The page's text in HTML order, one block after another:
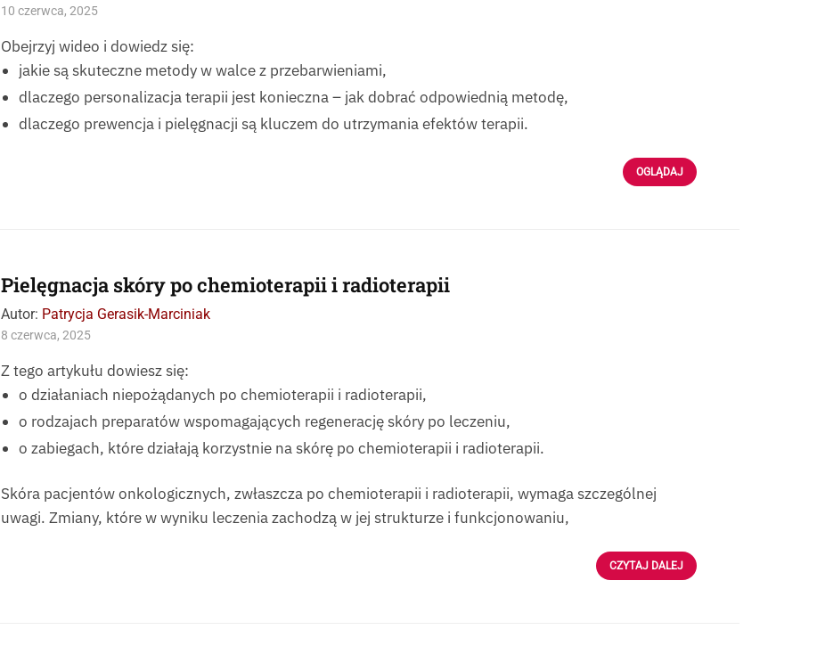
10 czerwca, 2025
Obejrzyj wideo i dowiedz się:
jakie są skuteczne metody w walce z przebarwieniami,
dlaczego personalizacja terapii jest konieczna – jak dobrać odpowiednią metodę,
dlaczego prewencja i pielęgnacji są kluczem do utrzymania efektów terapii.
OGLĄDAJ
Pielęgnacja skóry po chemioterapii i radioterapii
Autor: Patrycja Gerasik-Marciniak
8 czerwca, 2025
Z tego artykułu dowiesz się:
o działaniach niepożądanych po chemioterapii i radioterapii,
o rodzajach preparatów wspomagających regenerację skóry po leczeniu,
o zabiegach, które działają korzystnie na skórę po chemioterapii i radioterapii.
Skóra pacjentów onkologicznych, zwłaszcza po chemioterapii i radioterapii, wymaga szczególnej
uwagi. Zmiany, które w wyniku leczenia zachodzą w jej strukturze i funkcjonowaniu,
CZYTAJ DALEJ